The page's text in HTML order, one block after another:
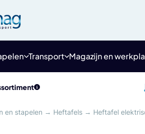
Transport Magazijn en
en stapelen → Heftafels → Heftafel